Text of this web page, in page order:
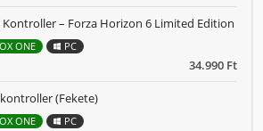
34.990 Ft
– Forza Horizon 6 Limited Edition
ONE PC
(Fekete)
ONE PC